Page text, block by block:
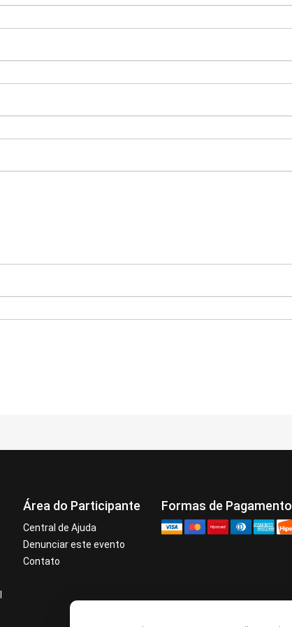
Área do Participante
Central de Ajuda
Denunciar este evento
Contato
Formas de Pagamento